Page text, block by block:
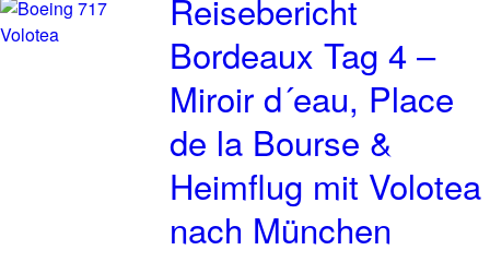
Reisebericht
Bordeaux Tag 4 –
Miroir d´eau, Place
de la Bourse &
Heimflug mit Volotea
nach München